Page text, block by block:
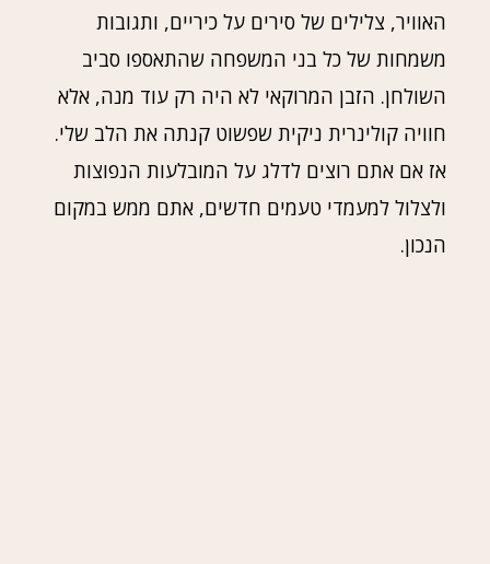
האוויר, צלילים של סירים על כיריים, ותגובות
משמחות של כל בני המשפחה שהתאספו סביב
השולחן. הזבן המרוקאי לא היה רק עוד מנה, אלא
חוויה קולינרית ניקית שפשוט קנתה את הלב שלי.
אז אם אתם רוצים לדלג על המובלעות הנפוצות
ולצלול למעמדי טעמים חדשים, אתם ממש במקום
הנכון.